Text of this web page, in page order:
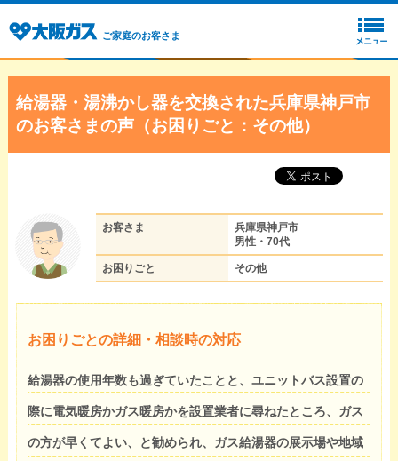
ご家庭のお客さま
給湯器・湯沸かし器を交換された兵庫県神戸市
のお客さまの声（お困りごと：その他）
お客さま
兵庫県神戸市
男性・70代
お困りごと その他
お困りごとの詳細・相談時の対応
給湯器の使用年数も過ぎていたことと、ユニットバス設置の
際に電気暖房かガス暖房かを設置業者に尋ねたところ、ガス
の方が早くてよい、と勧められ、ガス給湯器の展示場や地域